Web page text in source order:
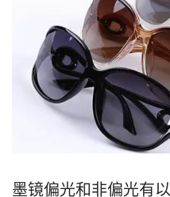
墨镜偏光和非偏光有